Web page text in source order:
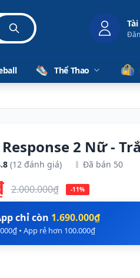
Thể Thao
2 Nữ -
(12 đánh giá) Đã bán 50
2.000.000₫ -11%
chỉ còn 1.690.000₫
• App rẻ hơn 100.000₫